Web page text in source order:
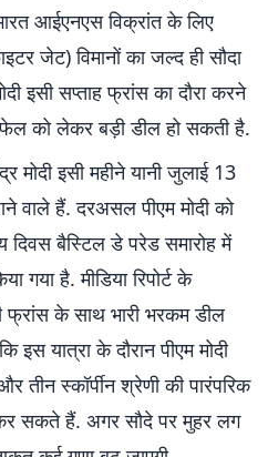
आईएनएस विक्रांत के लिए
जेट) विमानों का जल्द ही सौदा
इसी सप्ताह फ्रांस का दौरा करने
को लेकर बड़ी डील हो सकती है.
मोदी इसी महीने यानी जुलाई 13
वाले हैं. दरअसल पीएम मोदी को
दिवस बैस्टिल डे परेड समारोह में
गया है. मीडिया रिपोर्ट के
फ्रांस के साथ भारी भरकम डील
यात्रा के दौरान पीएम मोदी
स्कॉर्पीन श्रेणी की पारंपरिक
कर सकते हैं. अगर सौदे पर मुहर लग